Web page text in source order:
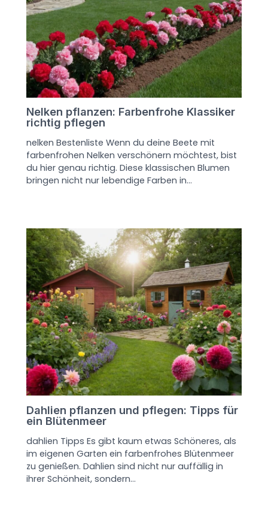
Nelken pflanzen: Farbenfrohe Klassiker
richtig pflegen
nelken Bestenliste Wenn du deine Beete mit
farbenfrohen Nelken verschönern möchtest, bist
du hier genau richtig. Diese klassischen Blumen
bringen nicht nur lebendige Farben in…
Dahlien pflanzen und pflegen: Tipps für
ein Blütenmeer
dahlien Tipps Es gibt kaum etwas Schöneres, als
im eigenen Garten ein farbenfrohes Blütenmeer
zu genießen. Dahlien sind nicht nur auffällig in
ihrer Schönheit, sondern…